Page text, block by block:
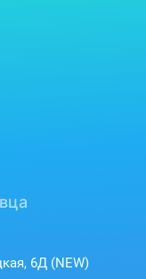
6Д (NEW)